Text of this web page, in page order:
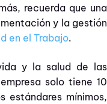
recuerda que una
y la gestión
en el Trabajo.
y la salud de las
solo tiene 10
estándares mínimos,